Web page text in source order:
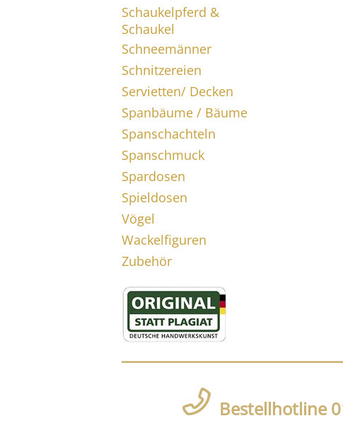
Schaukelpferd &
Schaukel
Schneemänner
Schnitzereien
Servietten/ Decken
Spanbäume / Bäume
Spanschachteln
Spanschmuck
Spardosen
Spieldosen
Vögel
Wackelfiguren
Zubehör
Bestellhotline